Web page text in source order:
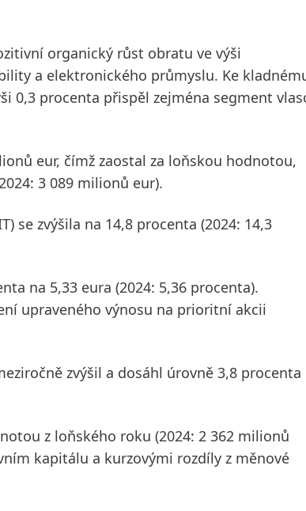
organický růst obratu ve výši
a elektronického průmyslu. Ke
0,3 procenta přispěl zejména segment
eur, čímž zaostal za loňskou hodnotou,
3 089 milionů eur).
se zvýšila na 14,8 procenta (2024: 14,3
na 5,33 eura (2024: 5,36 procenta).
upraveného výnosu na prioritní akcii
zvýšil a dosáhl úrovně 3,8 procenta
z loňského roku (2024: 2 362 milionů
kapitálu a kurzovými rozdíly z měnové